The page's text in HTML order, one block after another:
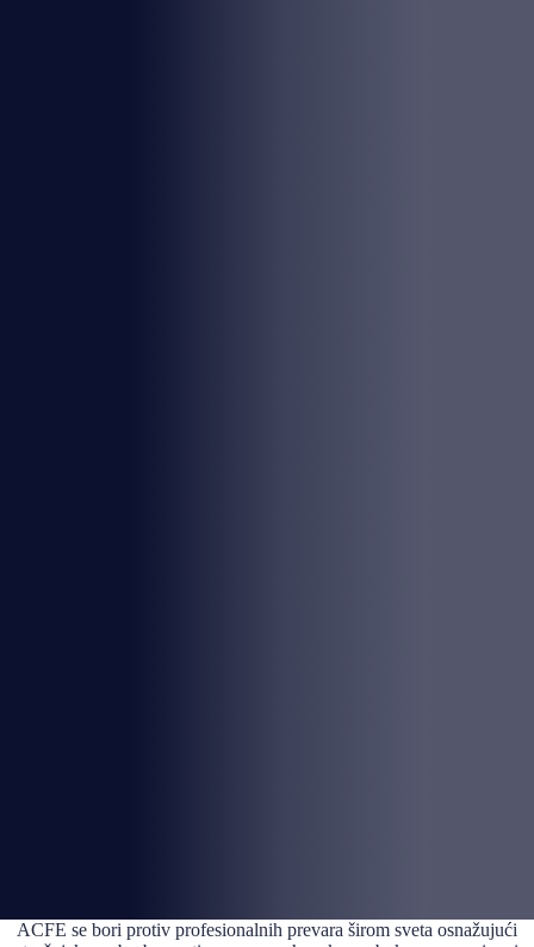
ACFE se bori protiv profesionalnih prevara širom sveta osnažujući